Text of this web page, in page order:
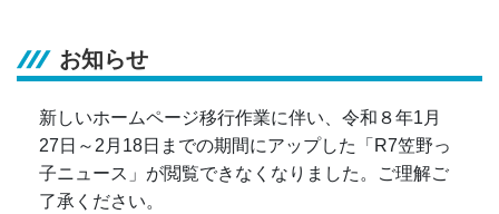
お知らせ
新しいホームページ移行作業に伴い、令和８年1月
27日～2月18日までの期間にアップした「R7笠野っ
子ニュース」が閲覧できなくなりました。ご理解ご
了承ください。